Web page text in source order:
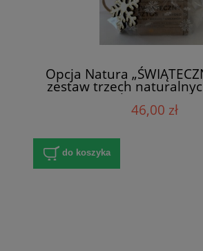
Opcja Natura
zestaw trzech
Karmel, Cynamon,
46,00 zł
do koszyka